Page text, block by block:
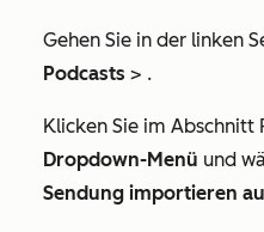
Gehen Sie in der linken
Podcasts > .
Klicken Sie im Abschnitt
Dropdown-Menü und
Sendung importieren